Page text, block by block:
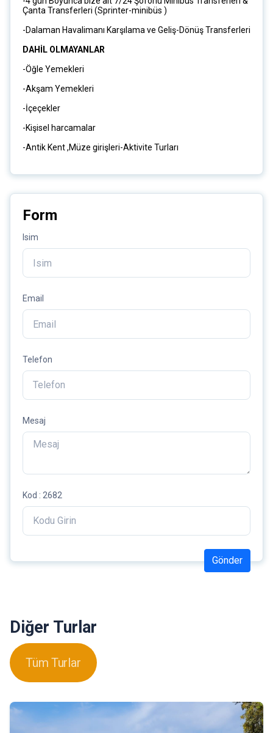
Çanta Transferleri (Sprinter-minibüs )
-Dalaman Havalimanı Karşılama ve Geliş-Dönüş Transferleri
DAHİL OLMAYANLAR
-Öğle Yemekleri
-Akşam Yemekleri
-İçeçekler
-Kişisel harcamalar
-Antik Kent ,Müze girişleri-Aktivite Turları
Form
Isim
Email
Telefon
Mesaj
Kod : 2682
Gönder
Diğer Turlar
Tüm Turlar